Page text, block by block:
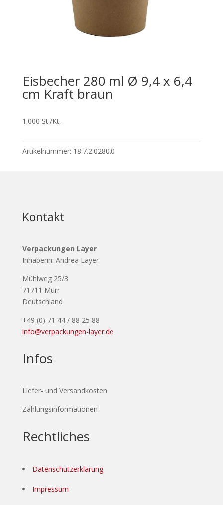
Eisbecher 280 ml Ø 9,4 x 6,4
cm Kraft braun
1.000 St./Kt.
Artikelnummer: 18.7.2.0280.0
Kontakt
Verpackungen Layer
Inhaberin: Andrea Layer
Mühlweg 25/3
71711 Murr
Deutschland
+49 (0) 71 44 / 88 25 88
info@verpackungen-layer.de
Infos
Liefer- und Versandkosten
Zahlungsinformationen
Rechtliches
Datenschutzerklärung
Impressum